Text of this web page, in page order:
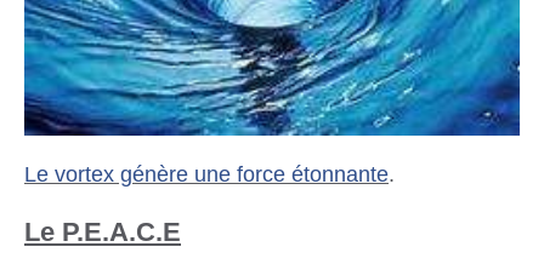
Le vortex génère une force étonnante.
Le P.E.A.C.E